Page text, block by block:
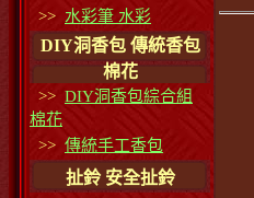
>> 水彩筆 水彩
DIY洞香包 傳統香包
棉花
>> DIY洞香包綜合組
棉花
>> 傳統手工香包
扯鈴 安全扯鈴